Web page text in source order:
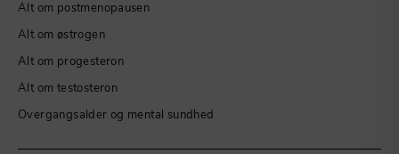
Alt om postmenopausen
Alt om østrogen
Alt om progesteron
Alt om testosteron
Overgangsalder og mental sundhed